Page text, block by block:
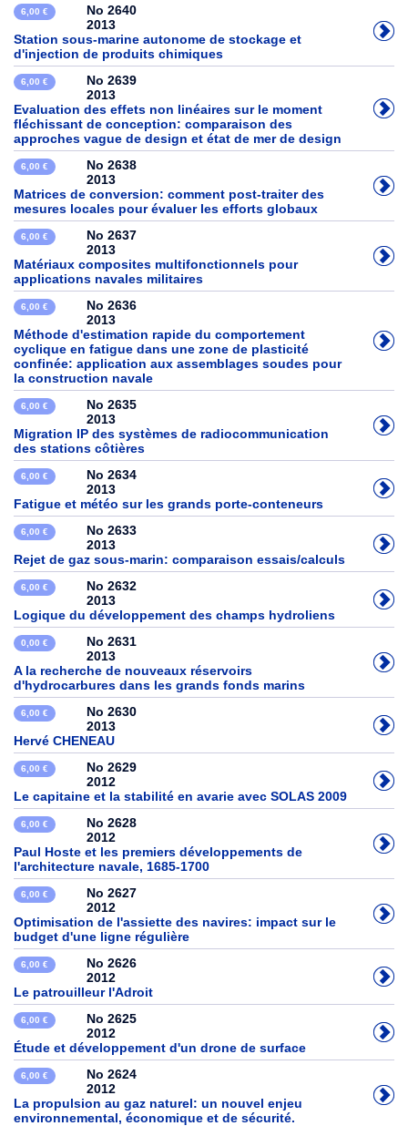
6,00 €
No 2640
2013
Station sous-marine autonome de stockage et
d'injection de produits chimiques
6,00 €
No 2639
2013
Evaluation des effets non linéaires sur le moment
fléchissant de conception: comparaison des
approches vague de design et état de mer de design
6,00 €
No 2638
2013
Matrices de conversion: comment post-traiter des
mesures locales pour évaluer les efforts globaux
6,00 €
No 2637
2013
Matériaux composites multifonctionnels pour
applications navales militaires
6,00 €
No 2636
2013
Méthode d'estimation rapide du comportement
cyclique en fatigue dans une zone de plasticité
confinée: application aux assemblages soudes pour
la construction navale
6,00 €
No 2635
2013
Migration IP des systèmes de radiocommunication
des stations côtières
6,00 €
No 2634
2013
Fatigue et météo sur les grands porte-conteneurs
6,00 €
No 2633
2013
Rejet de gaz sous-marin: comparaison essais/calculs
6,00 €
No 2632
2013
Logique du développement des champs hydroliens
0,00 €
No 2631
2013
A la recherche de nouveaux réservoirs
d'hydrocarbures dans les grands fonds marins
6,00 €
No 2630
2013
Hervé CHENEAU
6,00 €
No 2629
2012
Le capitaine et la stabilité en avarie avec SOLAS 2009
6,00 €
No 2628
2012
Paul Hoste et les premiers développements de
l'architecture navale, 1685-1700
6,00 €
No 2627
2012
Optimisation de l'assiette des navires: impact sur le
budget d'une ligne régulière
6,00 €
No 2626
2012
Le patrouilleur l'Adroit
6,00 €
No 2625
2012
Étude et développement d'un drone de surface
6,00 €
No 2624
2012
La propulsion au gaz naturel: un nouvel enjeu
environnemental, économique et de sécurité.